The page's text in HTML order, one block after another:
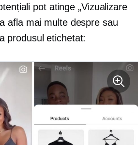
pot atinge „Vizualizare
afla mai multe despre sau
produsul etichetat: